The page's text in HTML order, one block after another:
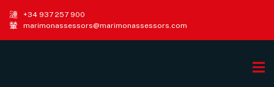
+34 937 257 900
marimonassessors@marimonassessors.com